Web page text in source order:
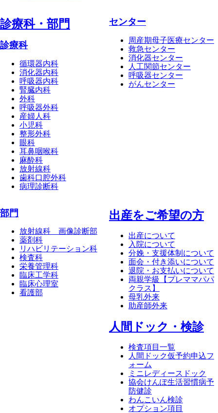
診療科・部⾨
診療科
循環器内科
消化器内科
呼吸器内科
腎臓内科
外科
呼吸器外科
産婦人科
小児科
整形外科
眼科
耳鼻咽喉科
麻酔科
放射線科
歯科口腔外科
病理診断科
センター
周産期母子医療センター
救急センター
消化器センター
人工関節センター
呼吸器センター
がんセンター
部門
放射線科 画像診断部
薬剤科
リハビリテーション科
検査科
栄養管理科
臨床工学科
臨床心理室
看護部
出産をご希望の方
出産について
入院について
分娩・支援体制について
面会・付き添いについて
退院・お支払いについて
両親学級【プレママパパ
クラス】
母乳外来
助産師外来
⼈間ドック・検診
検査項目一覧
人間ドック仮予約申込フ
ォーム
ミニレディースドック
協会けんぽ生活習慣病予
防健診
わんこいん検診
オプション項目